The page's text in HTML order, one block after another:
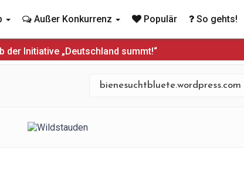
Außer Konkurrenz Populär So gehts!
der Initiative „Deutschland summt!“
bienesuchtbluete.wordpress.com